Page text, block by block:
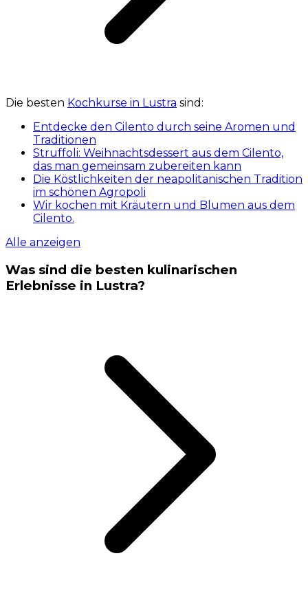
Die besten Kochkurse in Lustra sind:
Entdecke den Cilento durch seine Aromen und
Traditionen
Struffoli: Weihnachtsdessert aus dem Cilento,
das man gemeinsam zubereiten kann
Die Köstlichkeiten der neapolitanischen Tradition
im schönen Agropoli
Wir kochen mit Kräutern und Blumen aus dem
Cilento.
Alle anzeigen
Was sind die besten kulinarischen
Erlebnisse in Lustra?